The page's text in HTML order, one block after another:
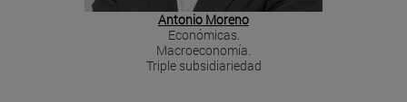
Antonio Moreno
Económicas.
Macroeconomía.
Triple subsidiariedad